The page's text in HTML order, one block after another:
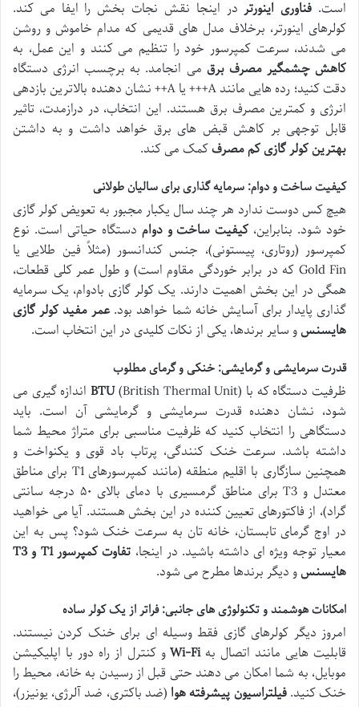
است. فناوری اینورتردر اینجا نقش نجات بخش را ایفا می کند.
کولرهای اینورتر، برخلاف مدل های قدیمی که مدام خاموش و روشن
می شدند، سرعت کمپرسور خود را تنظیم می کنند و این عمل، به
کاهش چشمگیر مصرف برق می انجامد. به برچسب انرژی دستگاه
دقت کنید؛ رده هایی مانند A+++ یا A++ نشان دهنده بالاترین بازدهی
انرژی و کمترین مصرف برق هستند. این انتخاب، در درازمدت، تاثیر
قابل توجهی بر کاهش قبض های برق خواهد داشت و به داشتن
بهترین کولر گازی کم مصرفکمک می کند.
کیفیت ساخت و دوام: سرمایه گذاری برای سالیان طولانی
هیچ کس دوست ندارد هر چند سال یکبار مجبور به تعویض کولر گازی
خود شود. بنابراین، کیفیت ساخت و دوام دستگاه حیاتی است. نوع
کمپرسور (روتاری، پیستونی)، جنس کندانسور (مثلاً فین طلایی یا
Gold Fin که در برابر خوردگی مقاوم است) و طول عمر کلی قطعات،
همگی در این بخش اهمیت دارند. یک کولر گازی بادوام، یک سرمایه
گذاری پایدار برای آسایش خانه شما خواهد بود.عمر مفید کولر گازی
هایسنسو سایر برندها، یکی از نکات کلیدی در این انتخاب است.
قدرت سرمایشی و گرمایشی: خنکی و گرمای مطلوب
ظرفیت دستگاه که با BTU(British Thermal Unit) اندازه گیری می
شود، نشان دهنده قدرت سرمایشی و گرمایشی آن است. باید
دستگاهی را انتخاب کنید که ظرفیت مناسبی برای متراژ محیط شما
داشته باشد. سرعت خنک کنندگی، پرتاب باد قوی و یکنواخت و
همچنین سازگاری با اقلیم منطقه (مانند کمپرسورهای T1 برای مناطق
معتدل و T3 برای مناطق گرمسیری با دمای بالای ۵۰ درجه سانتی
گراد)، از فاکتورهای تعیین کننده در این بخش هستند. آیا می خواهید
در اوج گرمای تابستان، خانه تان به سرعت خنک شود؟ پس به این
معیار توجه ویژه ای داشته باشید. در اینجا،
تفاوت کمپرسور T1 و T3
هایسنسو دیگر برندها مطرح می شود.
امکانات هوشمند و تکنولوژی های جانبی: فراتر از یک کولر ساده
امروز دیگر کولرهای گازی فقط وسیله ای برای خنک کردن نیستند.
قابلیت هایی مانند اتصال بهWi-Fiو کنترل از راه دور با اپلیکیشن
موبایل، به شما امکان می دهند حتی قبل از رسیدن به خانه، محیط را
خنک کنید.فیلتراسیون پیشرفته هوا (ضد باکتری، ضد آلرژی، یونیزر)،